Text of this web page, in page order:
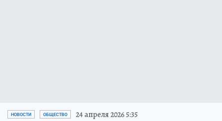
НОВОСТИ ОБЩЕСТВО 24 апреля 2026 5:35